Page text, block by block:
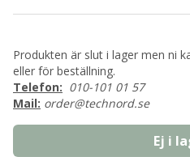
Produkten är slut i lager men ni
eller för beställning.
Telefon: 010-101 01 57
Mail: order@technord.se
Ej i